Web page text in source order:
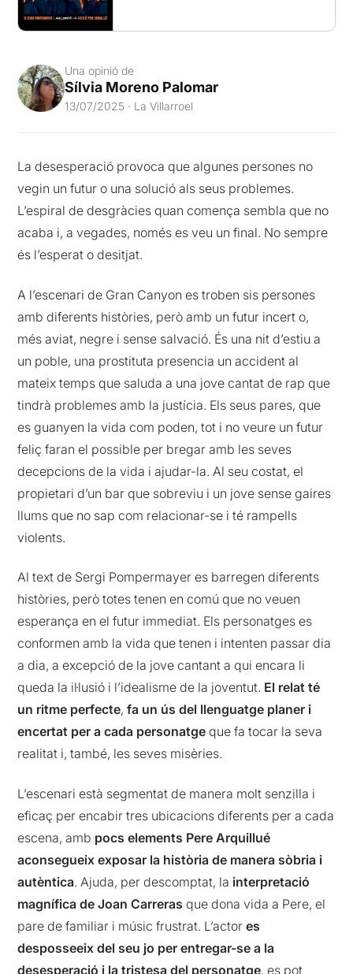
Una opinió de
Sílvia Moreno Palomar
13/07/2025 · La Villarroel
La desesperació provoca que algunes persones no
vegin un futur o una solució als seus problemes.
L’espiral de desgràcies quan comença sembla que no
acaba i, a vegades, només es veu un final. No sempre
és l’esperat o desitjat.
A l’escenari de Gran Canyon es troben sis persones
amb diferents històries, però amb un futur incert o,
més aviat, negre i sense salvació. És una nit d’estiu a
un poble, una prostituta presencia un accident al
mateix temps que saluda a una jove cantat de rap que
tindrà problemes amb la justícia. Els seus pares, que
es guanyen la vida com poden, tot i no veure un futur
feliç faran el possible per bregar amb les seves
decepcions de la vida i ajudar-la. Al seu costat, el
propietari d’un bar que sobreviu i un jove sense gaires
llums que no sap com relacionar-se i té rampells
violents.
Al text de Sergi Pompermayer es barregen diferents
històries, però totes tenen en comú que no veuen
esperança en el futur immediat. Els personatges es
conformen amb la vida que tenen i intenten passar dia
a dia, a excepció de la jove cantant a qui encara li
queda la il·lusió i l’idealisme de la joventut. El relat té
un ritme perfecte,fa un ús del llenguatge planer i
encertat per a cada personatge que fa tocar la seva
realitat i, també, les seves misèries.
L’escenari està segmentat de manera molt senzilla i
eficaç per encabir tres ubicacions diferents per a cada
escena, amb pocs elements Pere Arquillué
aconsegueix exposar la història de manera sòbria i
autèntica. Ajuda, per descomptat, la interpretació
magnífica de Joan Carreras que dona vida a Pere, el
pare de familiar i músic frustrat. L’actores
desposseeix del seu jo per entregar-se a la
desesperació i la tristesa del personatge, es pot